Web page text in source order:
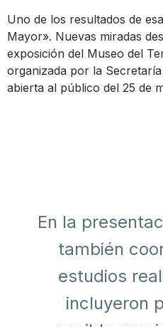
Uno de los resultados de
Mayor». Nuevas miradas
exposición del Museo del
organizada por la
abierta al público del 25 de
En la
también
estudios
incluyeron